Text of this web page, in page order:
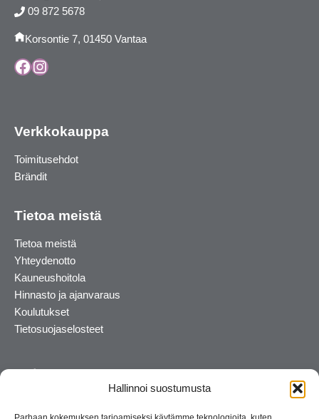
Hallinnoi suostumusta
09 872 5678
Korsontie 7, 01450 Vantaa
Facebook
Instagram
Verkkokauppa
Toimitusehdot
Brändit
Tietoa meistä
Tietoa meistä
Yhteydenotto
Kauneushoitola
Hinnasto ja ajanvaraus
Koulutukset
Tietosuojaselosteet